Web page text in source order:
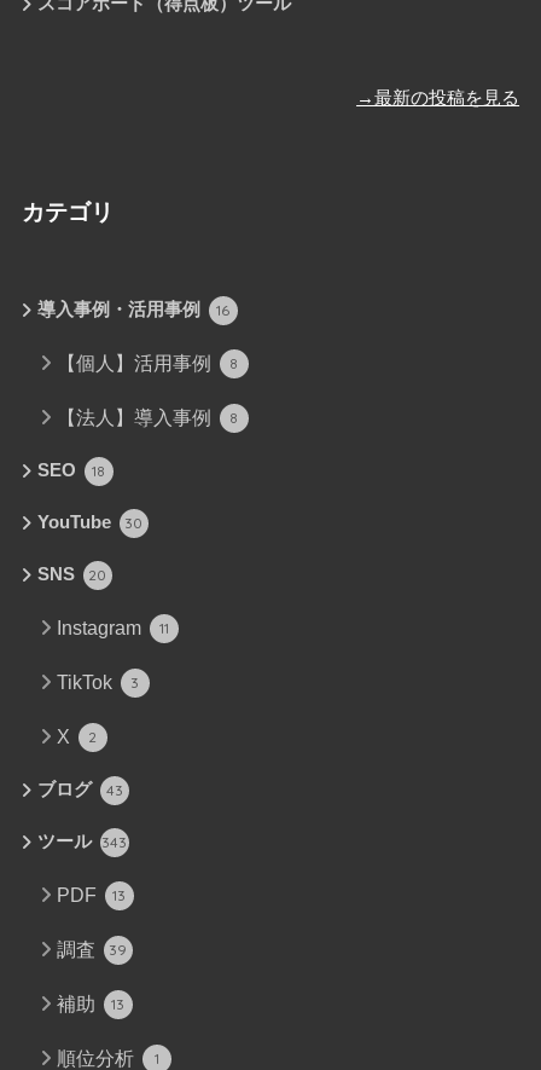
→最新の投稿を見る
カテゴリ
導入事例・活用事例 16
【個人】活用事例 8
【法人】導入事例 8
SEO 18
YouTube 30
SNS 20
Instagram 11
TikTok 3
X 2
ブログ 43
ツール 343
PDF 13
調査 39
補助 13
順位分析 1